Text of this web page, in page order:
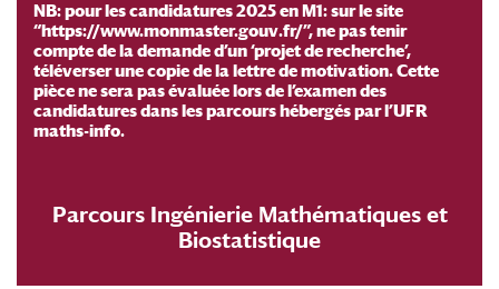
NB: pour les candidatures 2025 en M1: sur le site
“https://www.monmaster.gouv.fr/”, ne pas tenir
compte de la demande d’un ‘projet de recherche’,
téléverser une copie de la lettre de motivation. Cette
pièce ne sera pas évaluée lors de l’examen des
candidatures dans les parcours hébergés par l’UFR
maths-info.
Parcours Ingénierie Mathématiques et
Biostatistique